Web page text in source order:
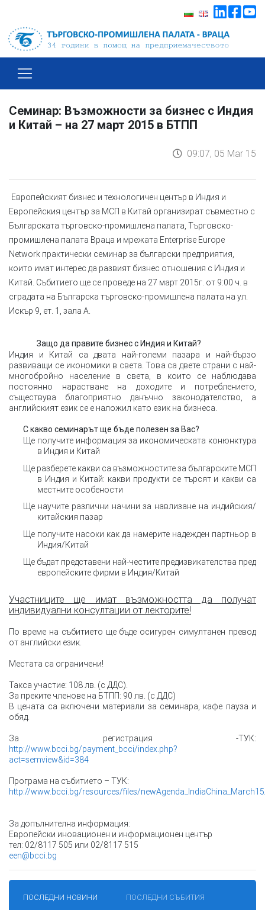
Семинар: Възможности за бизнес с Индия
и Китай – на 27 март 2015 в БТПП
09:07, 05 Mar 15
Европейският бизнес и технологичен център в Индия и
Европейския център за МСП в Китай организират съвместно с
Българската търговско-промишлена палата, Търговско-
промишлена палата Враца и мрежата Enterprise Europe
Network практически семинар за български предприятия,
които имат интерес да развият бизнес отношения с Индия и
Китай. Събитието ще се проведе на 27 март 2015г. от 9:00 ч. в
сградата на Българска търговско-промишлена палата на ул.
Искър 9, ет. 1, зала А.
Защо да правите бизнес с Индия и Китай?
Индия и Китай са двата най-големи пазара и най-бързо
развиващи се икономики в света. Това са двете страни с най-
многобройно население в света, в които се наблюдава
постоянно нарастване на доходите и потреблението,
съществува благоприятно данъчно законодателство, а
английският език се е наложил като език на бизнеса.
С какво семинарът ще бъде полезен за Вас?
Ще получите информация за икономическата конюнктура
в Индия и Китай
Ще разберете какви са възможностите за българските МСП
в Индия и Китай: какви продукти се търсят и какви са
местните особености
Ще научите различни начини за навлизане на индийския/
китайския пазар
Ще получите насоки как да намерите надежден партньор в
Индия/Китай
Ще бъдат представени най-честите предизвикателства пред
европейските фирми в Индия/Китай
Участниците ще имат възможността да получат
индивидуални консултации от лекторите!
По време на събитието ще бъде осигурен симултанен превод
от английски език.
Местата са ограничени!
Такса участие: 108 лв. (с ДДС).
За преките членове на БТПП: 90 лв. (с ДДС)
В цената са включени материали за семинара, кафе пауза и
обяд.
За регистрация -ТУК:
http://www.bcci.bg/payment_bcci/index.php?
act=semview&id=384
Програма на събитието – ТУК:
http://www.bcci.bg/resources/files/
За допълнителна информация:
Европейски иновационен и информационен център
тел: 02/8117 505 или 02/8117 515
een@bcci.bg
ПОСЛЕДНИ НОВИНИ ПОСЛЕДНИ СЪБИТИЯ